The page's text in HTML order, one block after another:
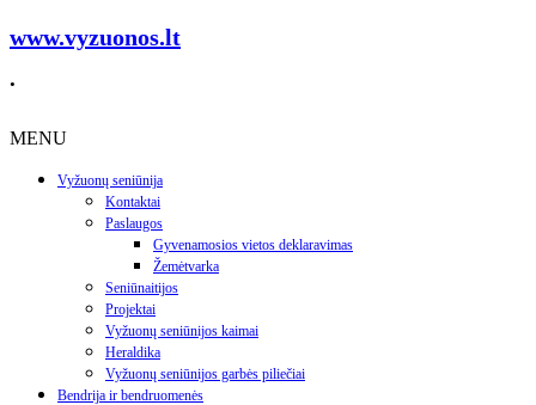
www.vyzuonos.lt
.
MENU
Vyžuonų seniūnija
Kontaktai
Paslaugos
Gyvenamosios vietos deklaravimas
Žemėtvarka
Seniūnaitijos
Projektai
Vyžuonų seniūnijos kaimai
Heraldika
Vyžuonų seniūnijos garbės piliečiai
Bendrija ir bendruomenės